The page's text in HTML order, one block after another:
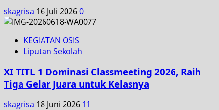
skagrisa 16 Juli 20260
KEGIATAN OSIS
Liputan Sekolah
XI TITL 1 Dominasi Classmeeting 2026, Raih
Tiga Gelar Juara untuk Kelasnya
skagrisa 18 Juni 2026 11